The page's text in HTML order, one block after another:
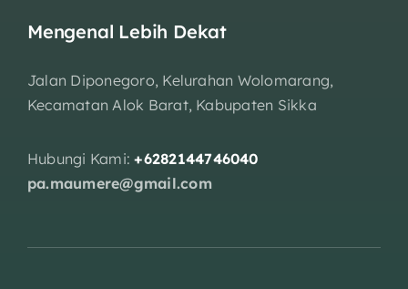
Mengenal Lebih Dekat
Jalan Diponegoro, Kelurahan Wolomarang,
Kecamatan Alok Barat, Kabupaten Sikka
Hubungi Kami:+6282144746040
pa.maumere@gmail.com